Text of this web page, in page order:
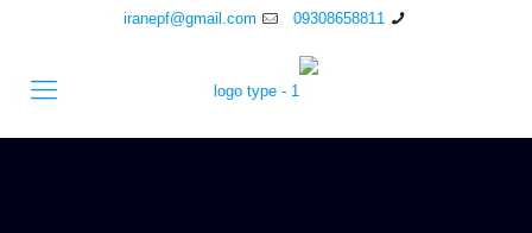
09308658811
iranepf@gmail.com